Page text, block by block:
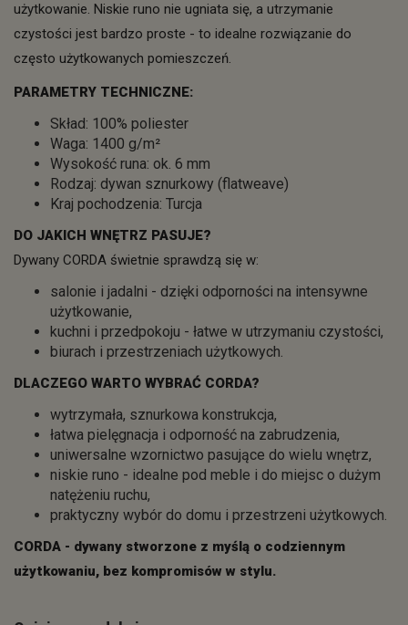
użytkowanie. Niskie runo nie ugniata się, a utrzymanie
czystości jest bardzo proste - to idealne rozwiązanie do
często użytkowanych pomieszczeń.
PARAMETRY TECHNICZNE:
Skład: 100% poliester
Waga: 1400 g/m²
Wysokość runa: ok. 6 mm
Rodzaj: dywan sznurkowy (flatweave)
Kraj pochodzenia: Turcja
DO JAKICH WNĘTRZ PASUJE?
Dywany CORDA świetnie sprawdzą się w:
salonie i jadalni - dzięki odporności na intensywne
użytkowanie,
kuchni i przedpokoju - łatwe w utrzymaniu czystości,
biurach i przestrzeniach użytkowych.
DLACZEGO WARTO WYBRAĆ CORDA?
wytrzymała, sznurkowa konstrukcja,
łatwa pielęgnacja i odporność na zabrudzenia,
uniwersalne wzornictwo pasujące do wielu wnętrz,
niskie runo - idealne pod meble i do miejsc o dużym
natężeniu ruchu,
praktyczny wybór do domu i przestrzeni użytkowych.
CORDA - dywany stworzone z myślą o codziennym
użytkowaniu, bez kompromisów w stylu.